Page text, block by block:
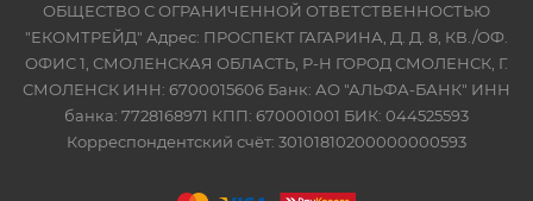
ОБЩЕСТВО С ОГРАНИЧЕННОЙ ОТВЕТСТВЕННОСТЬЮ
"ЕКОМТРЕЙД" Адрес: ПРОСПЕКТ ГАГАРИНА, Д. Д. 8, КВ./ОФ.
ОФИС 1, СМОЛЕНСКАЯ ОБЛАСТЬ, Р-Н ГОРОД СМОЛЕНСК, Г.
СМОЛЕНСК ИНН: 6700015606 Банк: АО "АЛЬФА-БАНК" ИНН
банка: 7728168971 КПП: 670001001 БИК: 044525593
Корреспондентский счёт: 30101810200000000593